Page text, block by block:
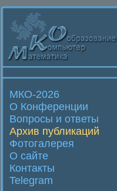
МКО-2026
О Конференции
Вопросы и ответы
Архив публикаций
Фотогалерея
О сайте
Контакты
Telegram